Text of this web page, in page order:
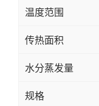
温度范围
传热面积
水分蒸发量
规格